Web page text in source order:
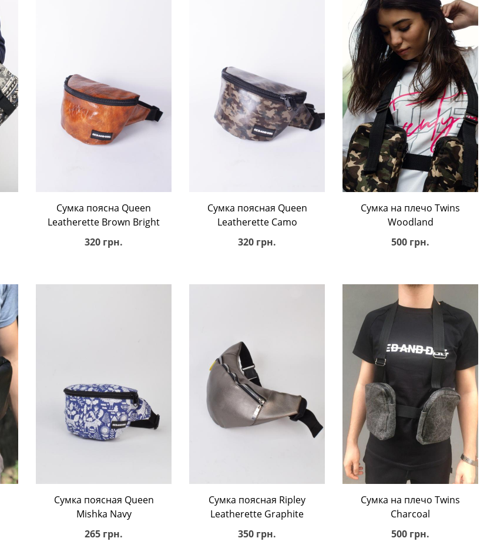
В корзину
Сумка поясна Queen
Leatherette Brown Bright
320 грн.
В корзину
Сумка поясная Queen
Leatherette Camo
320 грн.
В корзину
Сумка на плечo Twins
Woodland
500 грн.
В корзину
Сумка поясная Queen
Mishka Navy
265 грн.
В корзину
Сумка поясная Ripley
Leatherette Graphite
350 грн.
В корзину
Сумка на плечо Twins
Charcoal
500 грн.